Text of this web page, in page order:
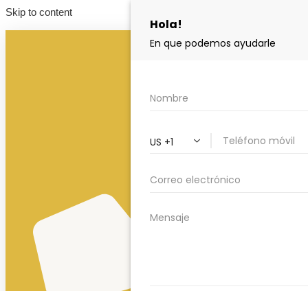
Skip to content